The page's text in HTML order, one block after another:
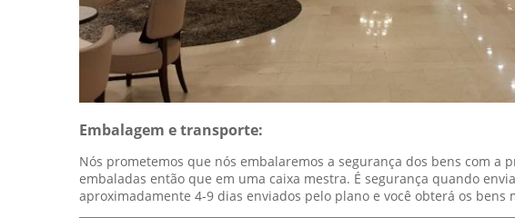
Embalagem e transporte:
Nós prometemos que nós embalaremos a segurança dos bens com a
embaladas então que em uma caixa mestra. É segurança quando
aproximadamente 4-9 dias enviados pelo plano e você obterá os bens